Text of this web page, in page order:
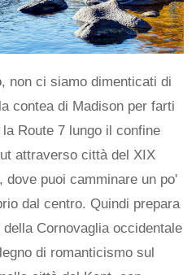
non ci siamo dimenticati di
contea di Madison per farti
Route 7 lungo il confine
attraverso città del XIX
puoi camminare un po'
dal centro. Quindi prepara
Cornovaglia occidentale
di romanticismo sul